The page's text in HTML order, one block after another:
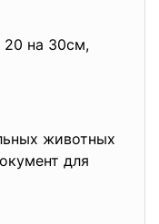
20 на 30см,
животных
для